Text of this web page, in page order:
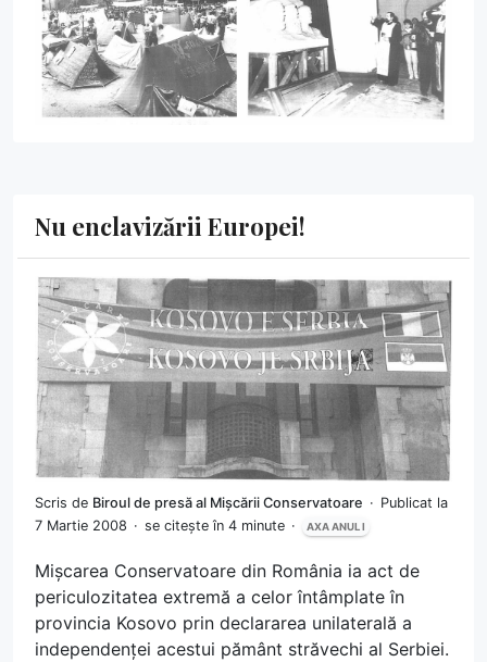
Nu enclavizării Europei!
Scris de Biroul de presă al Mișcării Conservatoare
Publicat la
7 Martie 2008
se citește în 4 minute AXA ANUL I
Mișcarea Conservatoare din România ia act de
periculozitatea extremă a celor întâmplate în
provincia Kosovo prin declararea unilaterală a
independenței acestui pământ străvechi al Serbiei.